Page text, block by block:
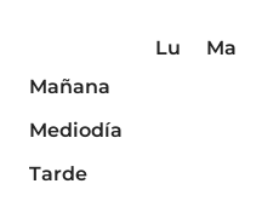
Lu Ma
Mañana
Mediodía
Tarde